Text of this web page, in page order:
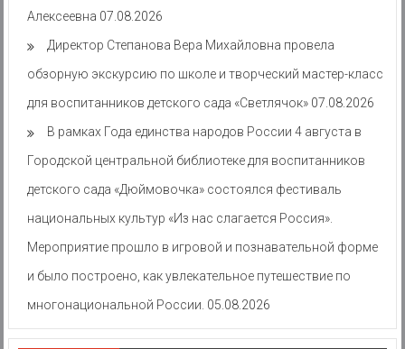
Алексеевна 07.08.2026
Директор Степанова Вера Михайловна провела
обзорную экскурсию по школе и творческий мастер-класс
для воспитанников детского сада «Светлячок» 07.08.2026
В рамках Года единства народов России 4 августа в
Городской центральной библиотеке для воспитанников
детского сада «Дюймовочка» состоялся фестиваль
национальных культур «Из нас слагается Россия».
Мероприятие прошло в игровой и познавательной форме
и было построено, как увлекательное путешествие по
многонациональной России. 05.08.2026